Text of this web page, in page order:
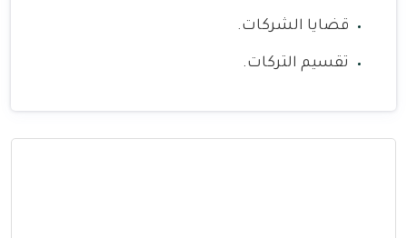
قضايا الشركات.
تقسيم التركات.